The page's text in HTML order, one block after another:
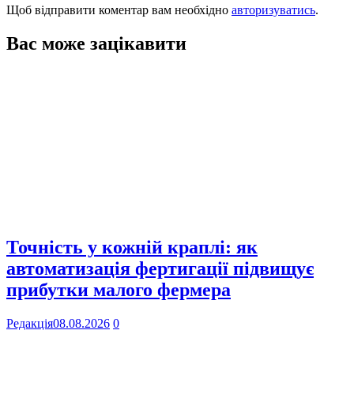
Щоб відправити коментар вам необхідно авторизуватись.
Вас може зацікавити
Точність у кожній краплі: як
автоматизація фертигації підвищує
прибутки малого фермера
Редакція08.08.2026 0